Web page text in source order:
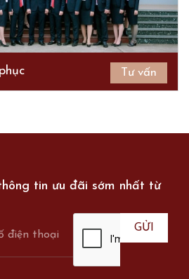
Tư vấn
tin ưu đãi sớm nhất từ